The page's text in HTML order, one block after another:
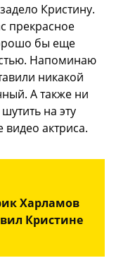
Кристину.
прекрасное
бы еще
Напоминаю
никакой
А также ни
на эту
актриса.
Харламов
Кристине